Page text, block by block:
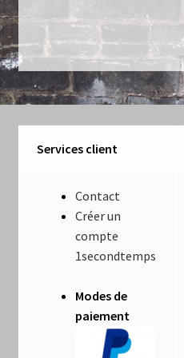
Mentions Légales
Mon compte
l’article
Services client
Contact
Créer un
compte
1secondtemps
Modes de
paiement